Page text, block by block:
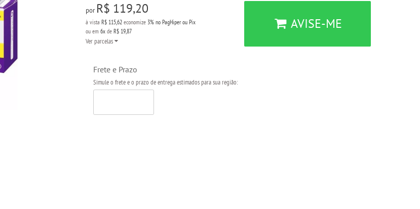
por R$ 119,20
à vista R$ 115,62economize 3% no PagHiper ou Pix
ou em 6xde R$ 19,87
Ver parcelas
AVISE-ME
Frete e Prazo
Simule o frete e o prazo de entrega estimados para sua região: